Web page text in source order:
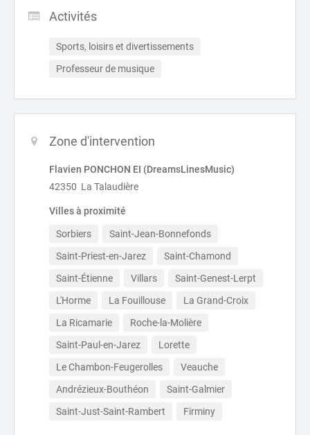
Activités
Sports, loisirs et divertissements
Professeur de musique
Zone d'intervention
Flavien PONCHON EI (DreamsLinesMusic)
42350 La Talaudière
Villes à proximité
Sorbiers
Saint-Jean-Bonnefonds
Saint-Priest-en-Jarez
Saint-Chamond
Saint-Étienne
Villars
Saint-Genest-Lerpt
L'Horme
La Fouillouse
La Grand-Croix
La Ricamarie
Roche-la-Molière
Saint-Paul-en-Jarez
Lorette
Le Chambon-Feugerolles
Veauche
Andrézieux-Bouthéon
Saint-Galmier
Saint-Just-Saint-Rambert
Firminy